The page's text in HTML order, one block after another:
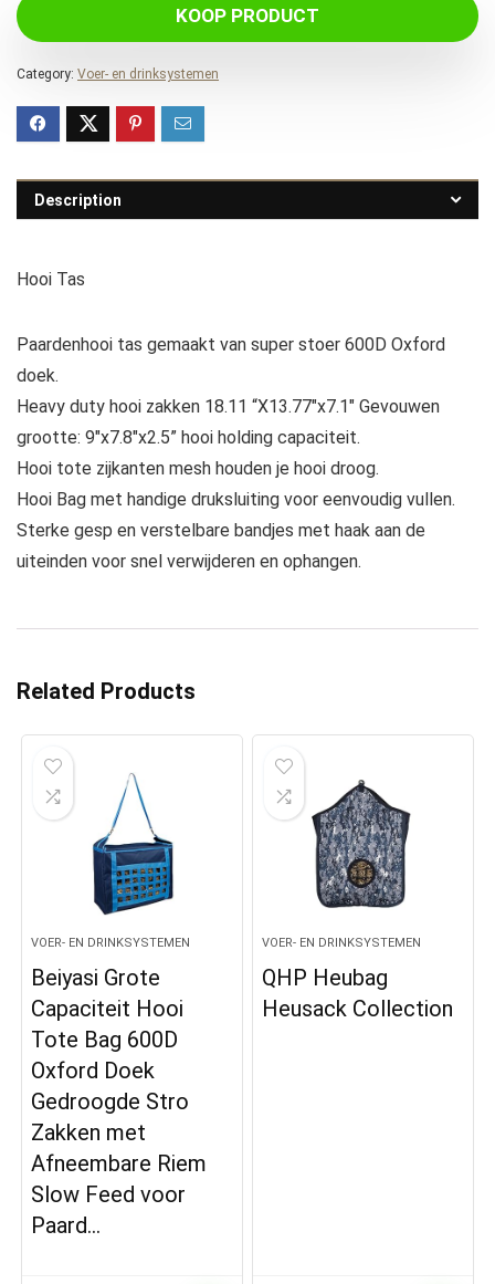
KOOP PRODUCT
Category: Voer- en drinksystemen
Description
Hooi Tas
Paardenhooi tas gemaakt van super stoer 600D Oxford
doek.
Heavy duty hooi zakken 18.11 “X13.77″x7.1″ Gevouwen
grootte: 9″x7.8″x2.5” hooi holding capaciteit.
Hooi tote zijkanten mesh houden je hooi droog.
Hooi Bag met handige druksluiting voor eenvoudig vullen.
Sterke gesp en verstelbare bandjes met haak aan de
uiteinden voor snel verwijderen en ophangen.
Related Products
VOER- EN DRINKSYSTEMEN
Beiyasi Grote
Capaciteit Hooi
Tote Bag 600D
Oxford Doek
Gedroogde Stro
Zakken met
Afneembare Riem
Slow Feed voor
Paard…
VOER- EN DRINKSYSTEMEN
QHP Heubag
Heusack Collection